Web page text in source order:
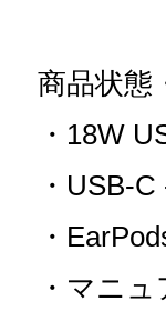
商品状態
・18W
・USB-
・
・マニ